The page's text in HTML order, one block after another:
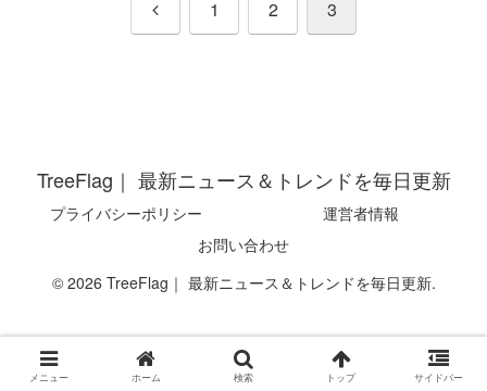
前
1 2 3
TreeFlag｜ 最新ニュース＆トレンドを毎日更新
プライバシーポリシー
運営者情報
お問い合わせ
© 2026 TreeFlag｜ 最新ニュース＆トレンドを毎日更新.
メニュー ホーム 検索 トップ サイドバー